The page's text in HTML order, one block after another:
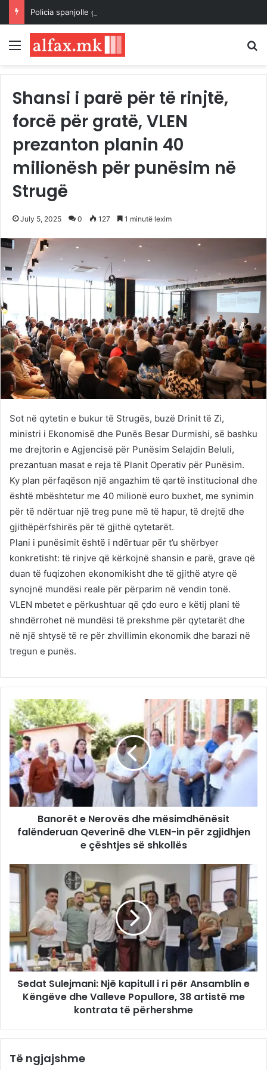
Menu
Shansi i parë për të rinjtë,
forcë për gratë, VLEN
prezanton planin 40
milionësh për punësim në
Strugë
July 5, 2025 0 127 1 minutë lexim
Sot në qytetin e bukur të Strugës, buzë Drinit të Zi,
ministri i Ekonomisë dhe Punës Besar Durmishi, së bashku
me drejtorin e Agjencisë për Punësim Selajdin Beluli,
prezantuan masat e reja të Planit Operativ për Punësim.
Ky plan përfaqëson një angazhim të qartë institucional dhe
është mbështetur me 40 milionë euro buxhet, me synimin
për të ndërtuar një treg pune më të hapur, të drejtë dhe
gjithëpërfshirës për të gjithë qytetarët.
Plani i punësimit është i ndërtuar për t’u shërbyer
konkretisht: të rinjve që kërkojnë shansin e parë, grave që
duan të fuqizohen ekonomikisht dhe të gjithë atyre që
synojnë mundësi reale për përparim në vendin tonë.
VLEN mbetet e përkushtuar që çdo euro e këtij plani të
shndërrohet në mundësi të prekshme për qytetarët dhe
në një shtysë të re për zhvillimin ekonomik dhe barazi në
tregun e punës.
Banorët e Nerovës dhe mësimdhënësit
falënderuan Qeverinë dhe VLEN-in për zgjidhjen
e çështjes së shkollës
Sedat Sulejmani: Një kapitull i ri për Ansamblin e
Këngëve dhe Valleve Popullore, 38 artistë me
kontrata të përhershme
Të ngjajshme